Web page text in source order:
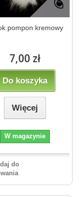
pompon kremowy
7,00 zł
Do koszyka
Więcej
W magazynie
do